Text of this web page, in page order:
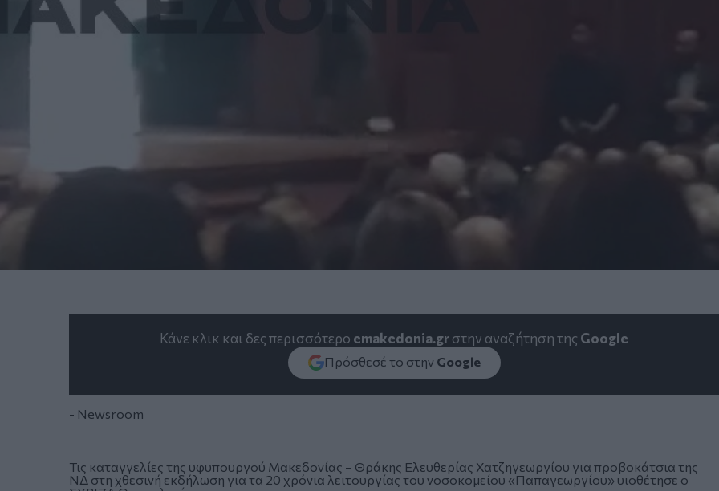
Κάνε κλικ και δες περισσότερο emakedonia.grστην αναζήτηση της Google
Πρόσθεσέ το στην Google
- Newsroom
Τις καταγγελίες της υφυπουργού Μακεδονίας – Θράκης Ελευθερίας Χατζηγεωργίου για προβοκάτσια της
ΝΔ στη χθεσινή εκδήλωση για τα 20 χρόνια λειτουργίας του νοσοκομείου «Παπαγεωργίου» υιοθέτησε ο